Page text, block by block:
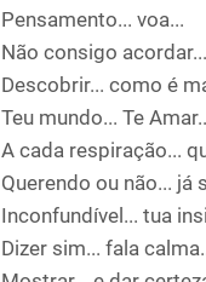
Pensamento... voa...
Não consigo acordar...
Descobrir... como é
Teu mundo... Te
A cada respiração...
Querendo ou não... já
Inconfundível... tua
Dizer sim... fala